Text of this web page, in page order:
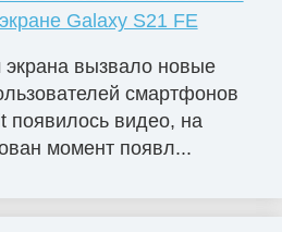
Galaxy S21 FE
вызвало новые
смартфонов
появилось видео, на
момент появл...